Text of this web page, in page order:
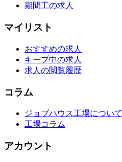
期間工の求人
マイリスト
おすすめの求人
キープ中の求人
求人の閲覧履歴
コラム
ジョブハウス工場について
工場コラム
アカウント